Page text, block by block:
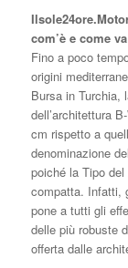
com’è e come
Fino a poco
origini
Bursa in Turchia,
dell’architettura
cm rispetto a
denominazione
poiché la Tipo
compatta. Infatti,
pone a tutti gli
delle più robuste
offerta dalle